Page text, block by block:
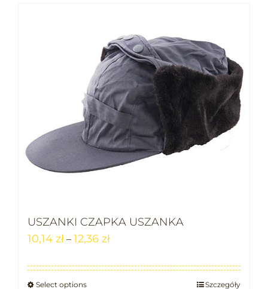
USZANKI CZAPKA USZANKA
10,14 zł – 12,36 zł
Select options Szczegóły